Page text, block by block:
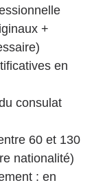
+
en
consulat
60 et 130
nationalité)
: en